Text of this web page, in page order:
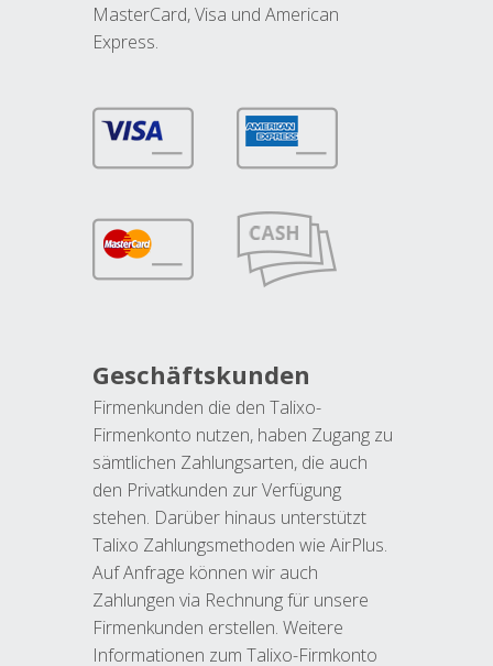
MasterCard, Visa und American
Express.
Geschäftskunden
Firmenkunden die den Talixo-
Firmenkonto nutzen, haben Zugang zu
sämtlichen Zahlungsarten, die auch
den Privatkunden zur Verfügung
stehen. Darüber hinaus unterstützt
Talixo Zahlungsmethoden wie AirPlus.
Auf Anfrage können wir auch
Zahlungen via Rechnung für unsere
Firmenkunden erstellen. Weitere
Informationen zum Talixo-Firmkonto